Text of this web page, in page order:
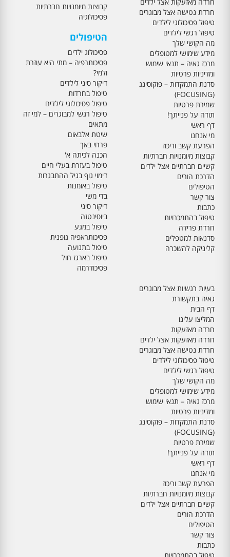
חרדת נטישה אצל מבוגרים
טיפול פסיכולוגי לילדים
טיפול רגשי לילדים
מה הקושי שלך
מידע שימושי למטופלים
מרכז גאיה – תנאי שימוש
ומדיניות פרטיות
סדנת התמקדות – פוקוסינג
(FOCUSING)
שמירת פרטיות
תודה על פנייתך!
דף ראשי
מי אנחנו
הפרעת קשב וריכוז
קבוצות מיומנויות חברתיות
קשיים חברתיים אצל ילדים
הדרכת הורים
הטיפולים
צור קשר
כתבות
טיפול בהתמכרויות
חרדת פרידה
סדנאות למטפלים
קליניקה להשכרה
קבוצות מיומנויות חברתיות
פסיכולוגיה
הטיפולים
פסיכולוג ילדים
פסיכותרפיה – מתי היא עוזרת
ולמי?
דיקור סיני לילדים
טיפול בחרדות
טיפול פסיכולוגי לילדים
טיפול רגשי למבוגרים – למי זה
מתאים
שיטת אלבאום
פרחי באך
הכנה לכיתה א'
טיפול בעזרת בעלי חיים
דימוי גוף בגיל ההתבגרות
טיפול באומנות
בדי משי
דיקור סיני
ביוסינטזה
טיפול במגע
פסיכותראפיה גופנית
טיפול בתנועה
טיפול בארגז חול
פסיכודרמה
בעיות רגשיות אצל מבוגרים
גאיה בתקשורת
דף הבית
המליצו עלינו
חרדה מאזעקות
חרדה מאזעקות אצל ילדים
חרדת נטישה אצל מבוגרים
טיפול פסיכולוגי לילדים
טיפול רגשי לילדים
מה הקושי שלך
מידע שימושי למטופלים
מרכז גאיה – תנאי שימוש
ומדיניות פרטיות
סדנת התמקדות – פוקוסינג
(FOCUSING)
שמירת פרטיות
תודה על פנייתך!
דף ראשי
מי אנחנו
הפרעת קשב וריכוז
קבוצות מיומנויות חברתיות
קשיים חברתיים אצל ילדים
הדרכת הורים
הטיפולים
צור קשר
כתבות
טיפול בהתמכרויות